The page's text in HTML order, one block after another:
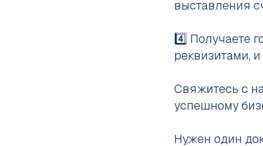
выставления
4️⃣ Получаете
реквизитами,
Свяжитесь с
успешному
Нужен один